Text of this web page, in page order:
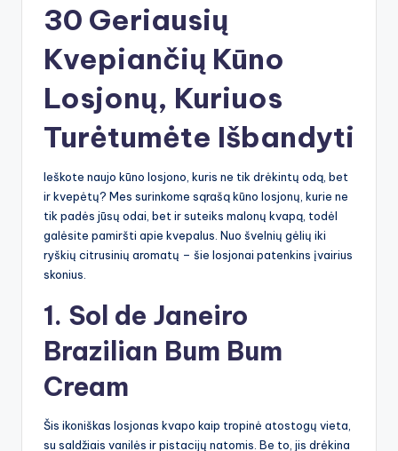
30 Geriausių
Kvepiančių Kūno
Losjonų, Kuriuos
Turėtumėte Išbandyti
Ieškote naujo kūno losjono, kuris ne tik drėkintų odą, bet
ir kvepėtų? Mes surinkome sąrašą kūno losjonų, kurie ne
tik padės jūsų odai, bet ir suteiks malonų kvapą, todėl
galėsite pamiršti apie kvepalus. Nuo švelnių gėlių iki
ryškių citrusinių aromatų – šie losjonai patenkins įvairius
skonius.
1. Sol de Janeiro
Brazilian Bum Bum
Cream
Šis ikoniškas losjonas kvapo kaip tropinė atostogų vieta,
su saldžiais vanilės ir pistacijų natomis. Be to, jis drėkina